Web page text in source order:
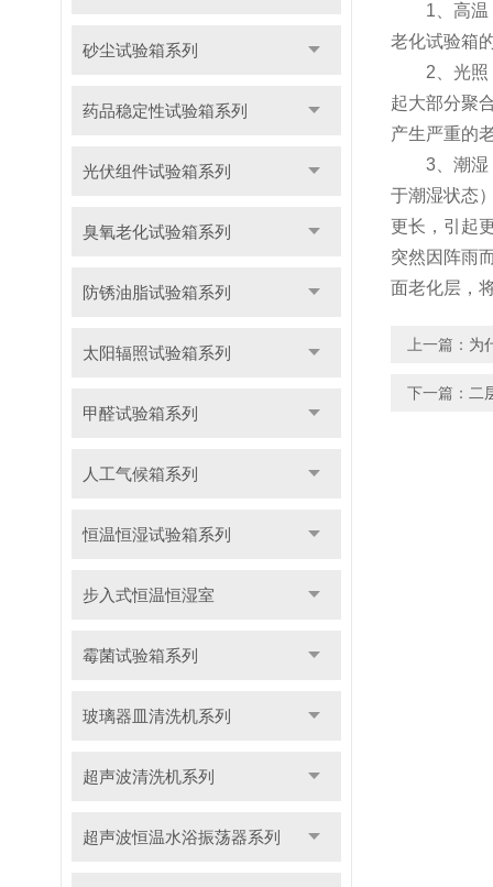
砂尘试验箱系列
药品稳定性试验箱系列
光伏组件试验箱系列
臭氧老化试验箱系列
防锈油脂试验箱系列
太阳辐照试验箱系列
甲醛试验箱系列
人工气候箱系列
恒温恒湿试验箱系列
步入式恒温恒湿室
霉菌试验箱系列
玻璃器皿清洗机系列
超声波清洗机系列
超声波恒温水浴振荡器系列
1、高温：
老化试验箱
2、光照：
起大部分聚
产生严重的
3、潮湿：
于潮湿状态
更长，引起
突然因阵雨
面老化层，
上一篇： 为
下一篇： 二